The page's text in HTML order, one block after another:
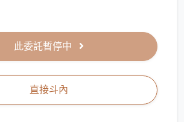
此委託暫停中
直接斗內